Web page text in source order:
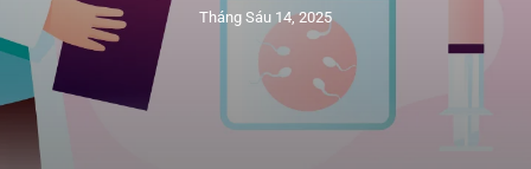
Tháng Sáu 14, 2025